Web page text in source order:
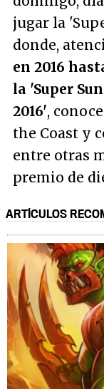
jugar la
donde,
en 2016
la 'Super
2016',
the Coast y
entre otras
premio de
ARTÍCULOS